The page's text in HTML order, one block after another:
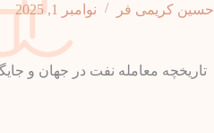
حسین کریمی فر نوامبر 1, 2025
تاریخچه معامله نفت در جهان و